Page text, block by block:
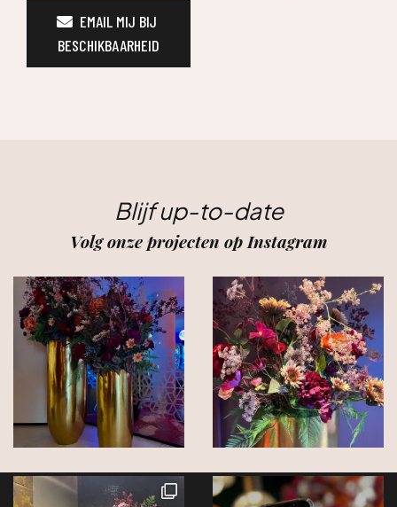
EMAIL MIJ BIJ
BESCHIKBAARHEID
Blijf up-to-date
Volg onze projecten op Instagram